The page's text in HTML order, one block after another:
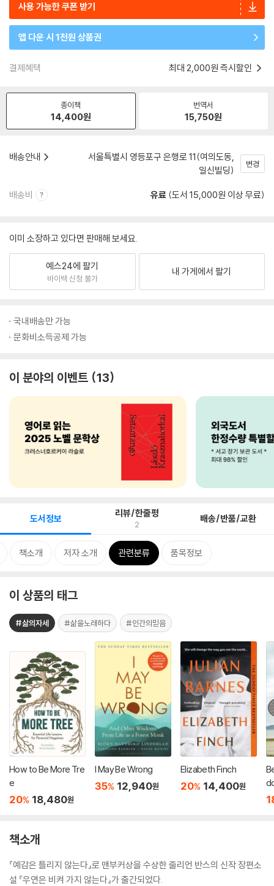
사용 가능한 쿠폰 받기
앱 다운 시 1천원 상품권
결제혜택 최대 2,000원 즉시할인
종이책
14,400원
번역서
15,750원
배송안내
서울특별시 영등포구 은행로 11(여의도동,
일신빌딩)
변경
배송비 유료 (도서 15,000원 이상 무료)
이미 소장하고 있다면 판매해 보세요.
예스24에 팔기
바이백 신청 불가
내 가게에서 팔기
국내배송만 가능
문화비소득공제 가능
이 분야의 이벤트 13
도서정보 리뷰/한줄평
2 배송/반품/교환
책소개 저자 소개 관련분류 품목정보
이 상품의 태그
#삶의자세 #삶을노래하다 #인간의믿음
How to Be More Tre
e
20% 18,480원
I May Be Wrong
35% 12,940원
Elizabeth Finch
20% 14,400원
a
책소개
『예감은 틀리지 않는다』로 맨부커상을 수상한 줄리언 반스의 신작 장편소
설 『우연은 비켜 가지 않는다』가 출간되었다.